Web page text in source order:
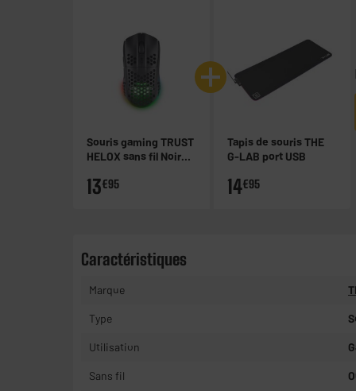
Souris gaming TRUST
HELOX sans fil Noir
13€95
Tapis de souris THE
G-LAB port USB
14€95
Caractéristiques
Marque
Type
Utilisation
Sans fil